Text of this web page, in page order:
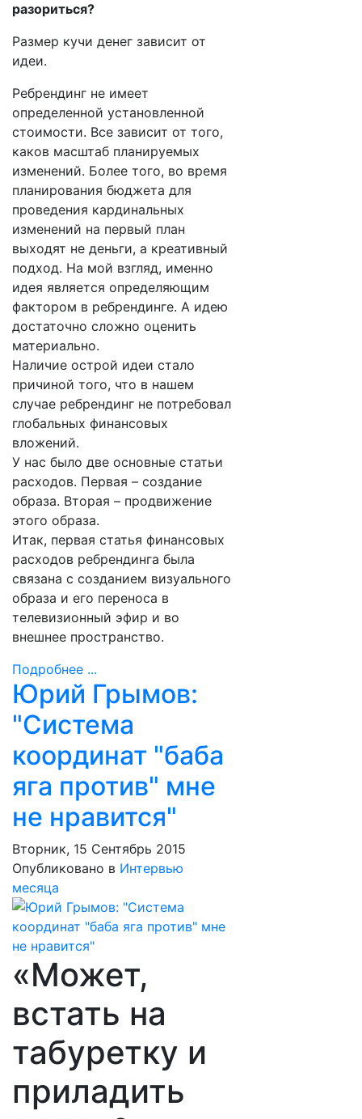
разориться?
Размер кучи денег зависит от
идеи.
Ребрендинг не имеет
определенной установленной
стоимости. Все зависит от того,
каков масштаб планируемых
изменений. Более того, во время
планирования бюджета для
проведения кардинальных
изменений на первый план
выходят не деньги, а креативный
подход. На мой взгляд, именно
идея является определяющим
фактором в ребрендинге. А идею
достаточно сложно оценить
материально.
Наличие острой идеи стало
причиной того, что в нашем
случае ребрендинг не потребовал
глобальных финансовых
вложений.
У нас было две основные статьи
расходов. Первая – создание
образа. Вторая – продвижение
этого образа.
Итак, первая статья финансовых
расходов ребрендинга была
связана с созданием визуального
образа и его переноса в
телевизионный эфир и во
внешнее пространство.
Подробнее ...
Юрий Грымов:
"Система
координат "баба
яга против" мне
не нравится"
Вторник, 15 Сентябрь 2015
Опубликовано в Интервью
месяца
«Может,
встать на
табуретку и
приладить